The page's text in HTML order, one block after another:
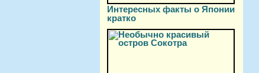
Интересных факты о Японии
кратко